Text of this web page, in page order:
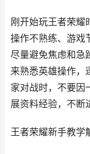
刚开始玩王者荣耀
操作不熟练、游戏
尽量避免焦虑和急
来熟悉英雄操作，
家对战时，不要因
展资料经验，不断
王者荣耀新手教学